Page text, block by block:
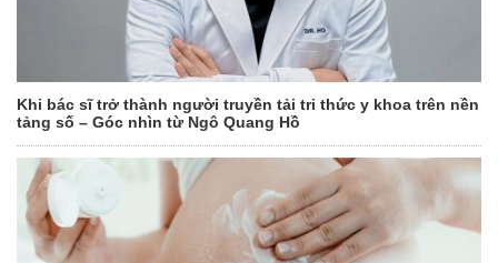
Khi bác sĩ trở thành người truyền tải tri thức y khoa trên nền
tảng số – Góc nhìn từ Ngô Quang Hồ